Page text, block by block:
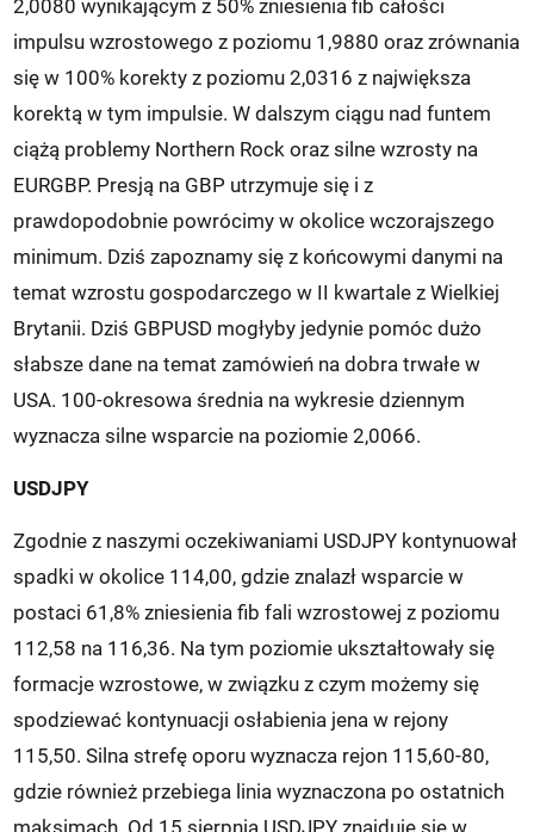
2,0080 wynikającym z 50% zniesienia fib całości
impulsu wzrostowego z poziomu 1,9880 oraz zrównania
się w 100% korekty z poziomu 2,0316 z największa
korektą w tym impulsie. W dalszym ciągu nad funtem
ciążą problemy Northern Rock oraz silne wzrosty na
EURGBP. Presją na GBP utrzymuje się i z
prawdopodobnie powrócimy w okolice wczorajszego
minimum. Dziś zapoznamy się z końcowymi danymi na
temat wzrostu gospodarczego w II kwartale z Wielkiej
Brytanii. Dziś GBPUSD mogłyby jedynie pomóc dużo
słabsze dane na temat zamówień na dobra trwałe w
USA. 100-okresowa średnia na wykresie dziennym
wyznacza silne wsparcie na poziomie 2,0066.
USDJPY
Zgodnie z naszymi oczekiwaniami USDJPY kontynuował
spadki w okolice 114,00, gdzie znalazł wsparcie w
postaci 61,8% zniesienia fib fali wzrostowej z poziomu
112,58 na 116,36. Na tym poziomie ukształtowały się
formacje wzrostowe, w związku z czym możemy się
spodziewać kontynuacji osłabienia jena w rejony
115,50. Silna strefę oporu wyznacza rejon 115,60-80,
gdzie również przebiega linia wyznaczona po ostatnich
maksimach. Od 15 sierpnia USDJPY znajduje się w